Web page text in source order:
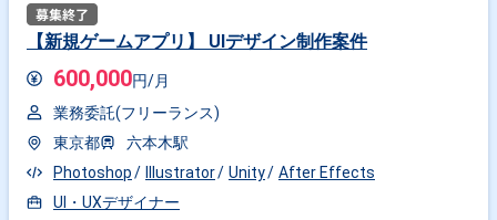
【新規ゲームアプリ】 UIデザイン制作案件
600,000円/月
業務委託(フリーランス)
東京都
六本木駅
Photoshop
Illustrator Unity
After Effects
UI・UXデザイナー